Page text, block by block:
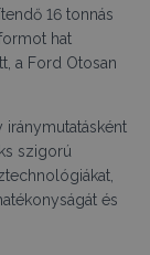
16 tonnás
hat
a Ford Otosan
iránymutatásként
szigorú
és